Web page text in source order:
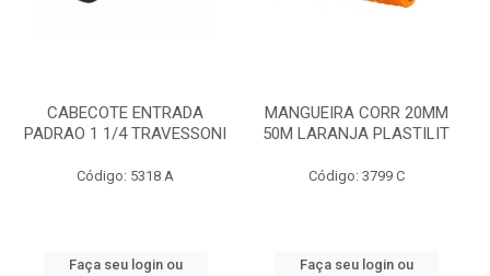
CABECOTE ENTRADA
PADRAO 1 1/4 TRAVESSONI
Código: 5318 A
Faça seu login ou
MANGUEIRA CORR 20MM
50M LARANJA PLASTILIT
Código: 3799 C
Faça seu login ou